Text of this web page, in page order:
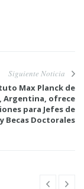
Siguiente Noticia
Max Planck de
Argentina, ofrece
para Jefes de
Becas Doctorales